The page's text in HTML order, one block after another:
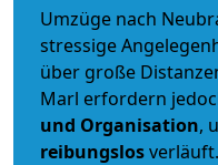
Umzüge nach
stressige
über große
Marl erfordern
und Organisation,
reibungslosverläuft.